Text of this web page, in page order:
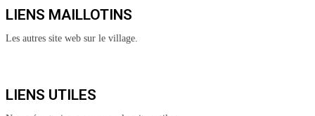
LIENS MAILLOTINS
Les autres site web sur le village.
LIENS UTILES